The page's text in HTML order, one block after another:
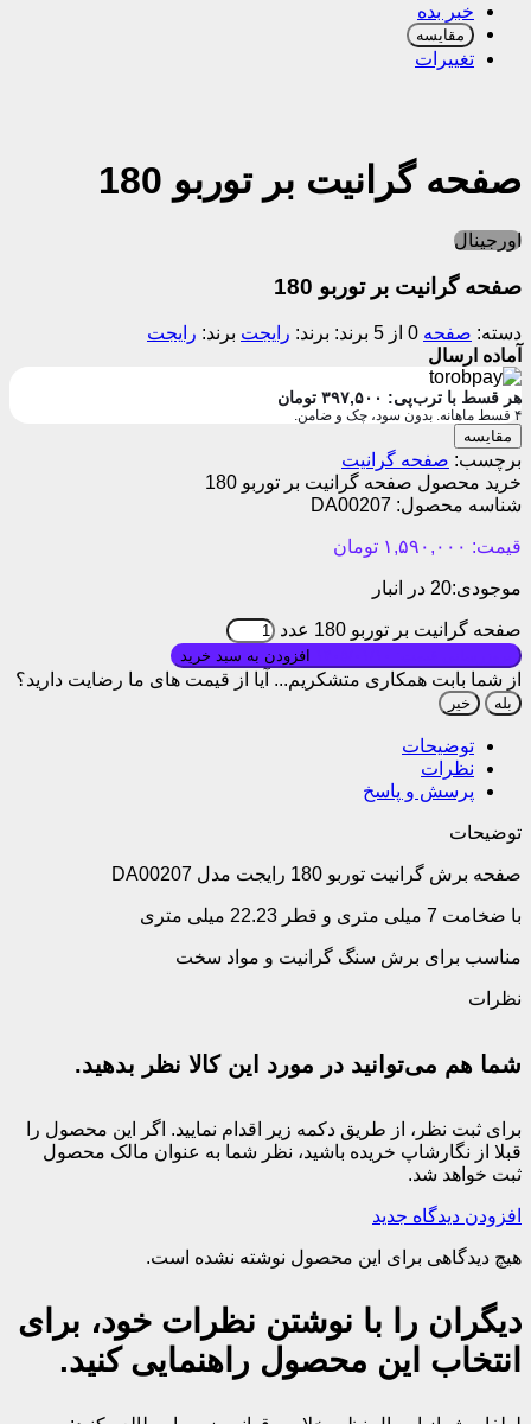
خبر بده
مقایسه
تغییرات
صفحه گرانیت بر توربو 180
اورجینال
صفحه گرانیت بر توربو 180
دسته: صفحه 0 از 5 برند: رایجت برند: رایجت
آماده ارسال
هر قسط با ترب‌پی: ۳۹۷,۵۰۰ تومان
۴ قسط ماهانه. بدون سود، چک و ضامن.
مقایسه
برچسب: صفحه گرانیت
خرید محصول صفحه گرانیت بر توربو 180
شناسه محصول: DA00207
قیمت: ۱,۵۹۰,۰۰۰ تومان
موجودی:20 در انبار
صفحه گرانیت بر توربو 180 عدد
از شما بابت همکاری متشکریم... آیا از قیمت های ما رضایت دارید؟
بله خیر
توضیحات
نظرات
پرسش و پاسخ
توضیحات
صفحه برش گرانیت توربو 180 رایجت مدل DA00207
با ضخامت 7 میلی متری و قطر 22.23 میلی متری
مناسب برای برش سنگ گرانیت و مواد سخت
نظرات
شما هم می‌توانید در مورد این کالا نظر بدهید.
برای ثبت نظر، از طریق دکمه زیر اقدام نمایید. اگر این محصول را
قبلا از نگارشاپ خریده باشید، نظر شما به عنوان مالک محصول
ثبت خواهد شد.
افزودن دیدگاه جدید
هیچ دیدگاهی برای این محصول نوشته نشده است.
دیگران را با نوشتن نظرات خود، برای
انتخاب این محصول راهنمایی کنید.